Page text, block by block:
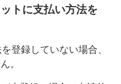
トに支払い方法を
登録していない場合、
。